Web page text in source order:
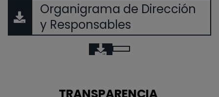
Organigrama de Dirección
y Responsables